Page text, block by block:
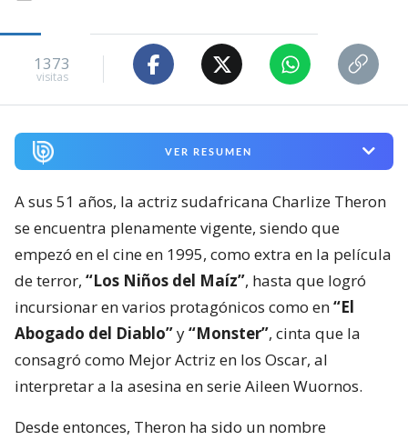
1373
visitas
VER RESUMEN
A sus 51 años, la actriz sudafricana Charlize Theron
se encuentra plenamente vigente, siendo que
empezó en el cine en 1995, como extra en la película
de terror, “Los Niños del Maíz”, hasta que logró
incursionar en varios protagónicos como en“El
Abogado del Diablo”y“Monster”, cinta que la
consagró como Mejor Actriz en los Oscar, al
interpretar a la asesina en serie Aileen Wuornos.
Desde entonces, Theron ha sido un nombre